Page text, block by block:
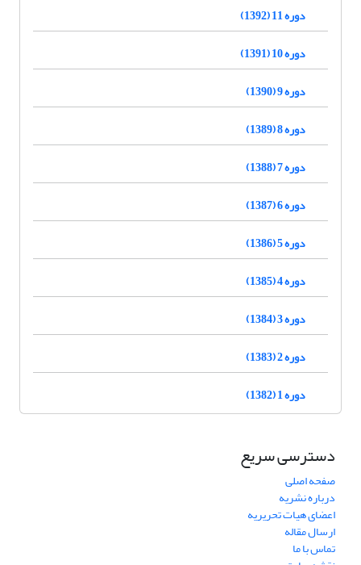
دوره 11 (1392)
دوره 10 (1391)
دوره 9 (1390)
دوره 8 (1389)
دوره 7 (1388)
دوره 6 (1387)
دوره 5 (1386)
دوره 4 (1385)
دوره 3 (1384)
دوره 2 (1383)
دوره 1 (1382)
دسترسی سریع
صفحه اصلی
درباره نشریه
اعضای هیات تحریریه
ارسال مقاله
تماس با ما